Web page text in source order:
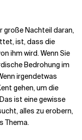
große Nachteil daran,
ist, dass die
ihm wird. Wenn Sie
Bedrohung im
irgendetwas
gehen, um die
ist eine gewisse
alles zu erobern,
Thema.